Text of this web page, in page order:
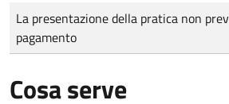
Tipo di pagamento
Importo
La presentazione della pratica non
pagamento
Cosa serve